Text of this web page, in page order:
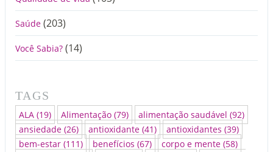
Saúde (203)
Você Sabia? (14)
TAGS
ALA (19) Alimentação (79) alimentação saudável (92)
ansiedade (26) antioxidante (41) antioxidantes (39)
bem-estar (111) benefícios (67) corpo e mente (58)